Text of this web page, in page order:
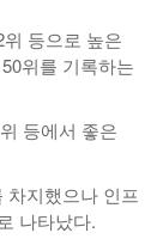
등으로 높은
위를 기록하는
등에서 좋은
차지했으나 인프
나타났다.